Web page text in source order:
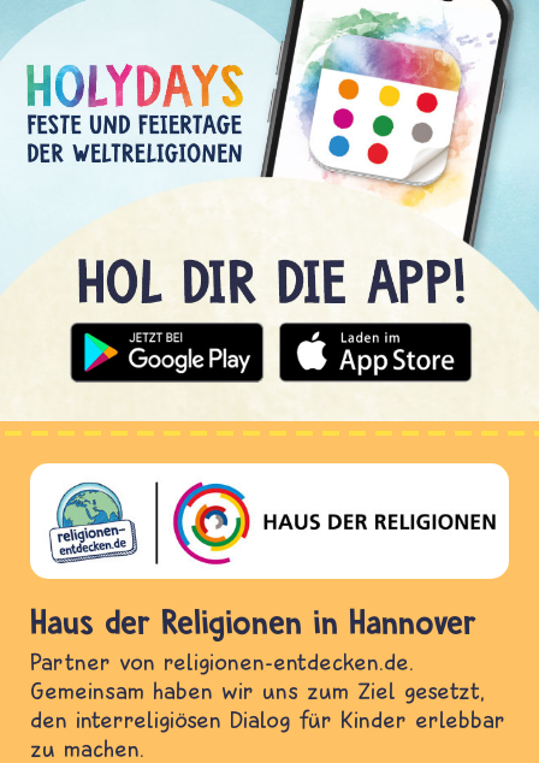
Haus der Religionen in Hannover
Partner von religionen-entdecken.de.
Gemeinsam haben wir uns zum Ziel gesetzt,
den interreligiösen Dialog für Kinder erlebbar
zu machen.